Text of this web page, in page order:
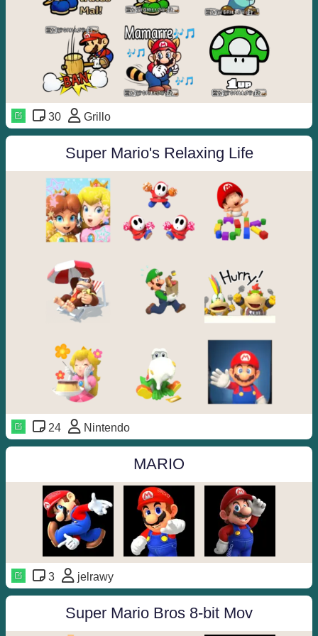
30 Grillo
Super Mario's Relaxing Life
24 Nintendo
MARIO
3 jelrawy
Super Mario Bros 8-bit Mov